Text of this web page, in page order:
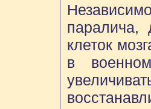
паралича,
клеток
в